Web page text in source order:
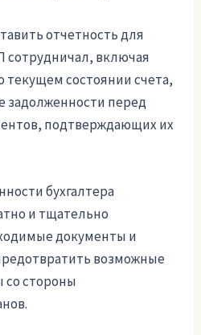
отчетность для
сотрудничал, включая
состоянии счета,
задолженности перед
подтверждающих их
бухгалтера
и тщательно
документы и
возможные
стороны